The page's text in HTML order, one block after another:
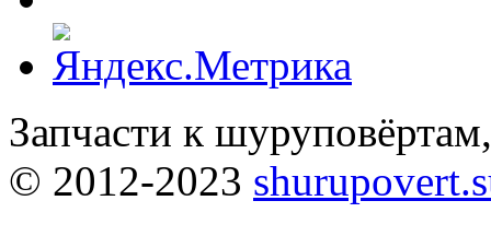
Запчасти к
© 2012-2023